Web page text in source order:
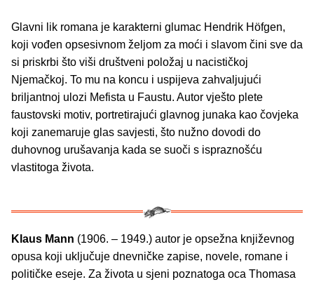
Glavni lik romana je karakterni glumac Hendrik Höfgen,
koji vođen opsesivnom željom za moći i slavom čini sve da
si priskrbi što viši društveni položaj u nacističkoj
Njemačkoj. To mu na koncu i uspijeva zahvaljujući
briljantnoj ulozi Mefista u Faustu. Autor vješto plete
faustovski motiv, portretirajući glavnog junaka kao čovjeka
koji zanemaruje glas savjesti, što nužno dovodi do
duhovnog urušavanja kada se suoči s ispraznošću
vlastitoga života.
Klaus Mann (1906. – 1949.) autor je opsežna književnog
opusa koji uključuje dnevničke zapise, novele, romane i
političke eseje. Za života u sjeni poznatoga oca Thomasa